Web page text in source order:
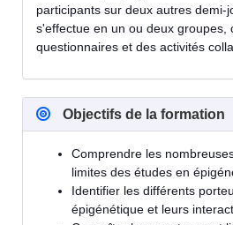
participants sur deux autres demi-
s'effectue en un ou deux groupes,
questionnaires et des activités
Objectifs de la formation
Comprendre les
limites des études en
Identifier les différents
épigénétique et leurs